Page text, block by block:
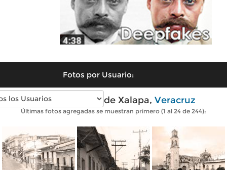
Fotos por Usuario:
Fotos antiguas de Xalapa, Veracruz
Últimas fotos agregadas se muestran primero (1 al 24 de 244):